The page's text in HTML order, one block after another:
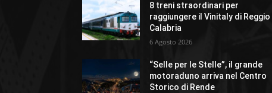
8 treni straordinari per
raggiungere il Vinitaly di Reggio
Calabria
6 Agosto 2026
“Selle per le Stelle”, il grande
motoraduno arriva nel Centro
Storico di Rende